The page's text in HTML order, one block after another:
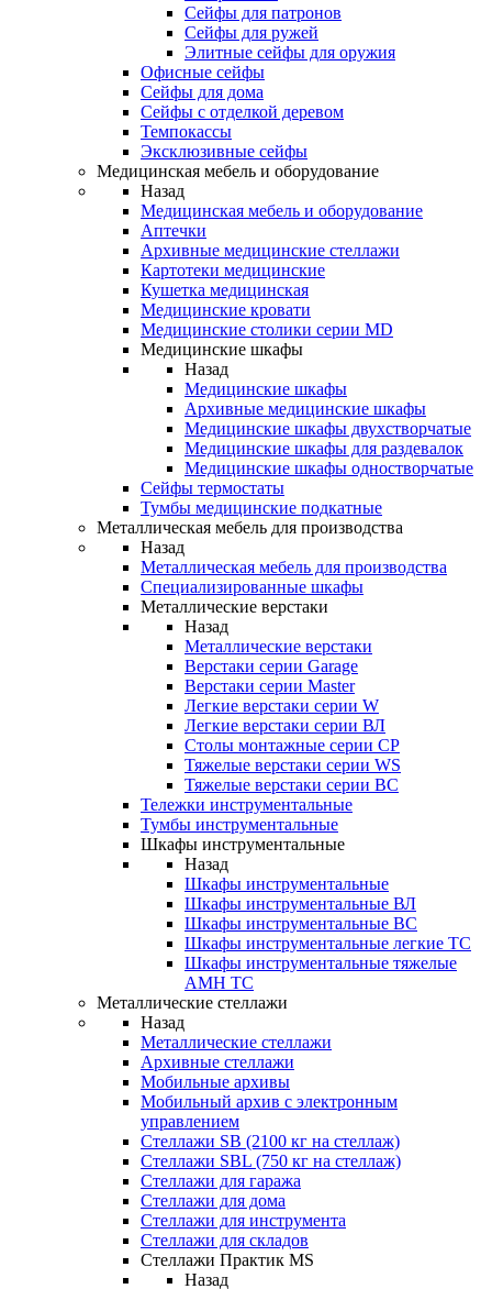
Сейфы для патронов
Сейфы для ружей
Элитные сейфы для оружия
Офисные сейфы
Сейфы для дома
Сейфы с отделкой деревом
Темпокассы
Эксклюзивные сейфы
Медицинская мебель и оборудование
Назад
Медицинская мебель и оборудование
Аптечки
Архивные медицинские стеллажи
Картотеки медицинские
Кушетка медицинская
Медицинские кровати
Медицинские столики серии MD
Медицинские шкафы
Назад
Медицинские шкафы
Архивные медицинские шкафы
Медицинские шкафы двухстворчатые
Медицинские шкафы для раздевалок
Медицинские шкафы одностворчатые
Сейфы термостаты
Тумбы медицинские подкатные
Металлическая мебель для производства
Назад
Металлическая мебель для производства
Cпециализированные шкафы
Металлические верстаки
Назад
Металлические верстаки
Верстаки серии Garage
Верстаки серии Master
Легкие верстаки серии W
Легкие верстаки серии ВЛ
Столы монтажные серии СР
Тяжелые верстаки серии WS
Тяжелые верстаки серии ВС
Тележки инструментальные
Тумбы инструментальные
Шкафы инструментальные
Назад
Шкафы инструментальные
Шкафы инструментальные ВЛ
Шкафы инструментальные ВС
Шкафы инструментальные легкие ТС
Шкафы инструментальные тяжелые
AMH TC
Металлические стеллажи
Назад
Металлические стеллажи
Архивные стеллажи
Мобильные архивы
Мобильный архив с электронным
управлением
Стеллажи SB (2100 кг на стеллаж)
Стеллажи SBL (750 кг на стеллаж)
Стеллажи для гаража
Стеллажи для дома
Стеллажи для инструмента
Стеллажи для складов
Стеллажи Практик MS
Назад